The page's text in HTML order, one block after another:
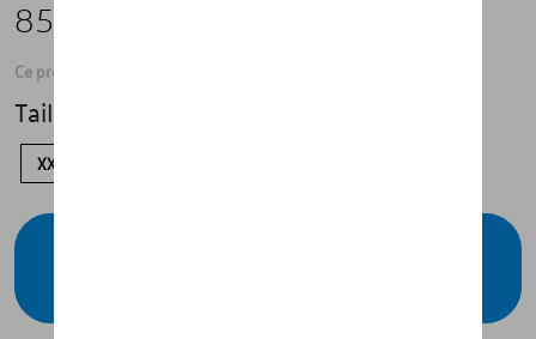
85,00 €
Ce produit n'est actuellement pas de stock
Taille
XXL